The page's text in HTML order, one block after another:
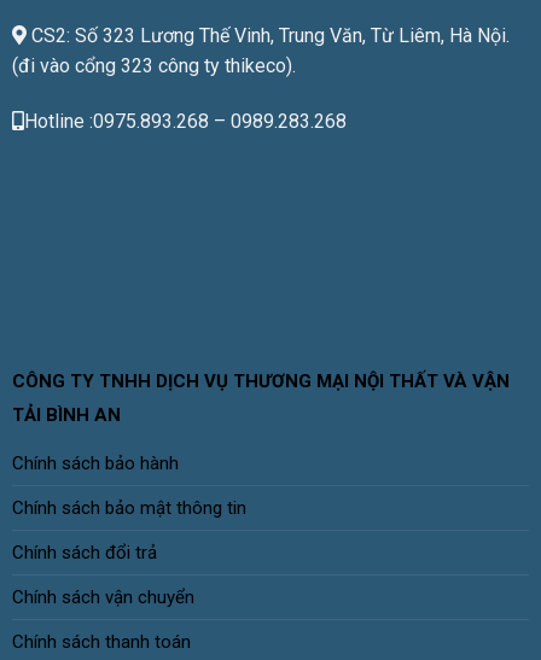
CS2: Số 323 Lương Thế Vinh, Trung Văn, Từ Liêm, Hà Nội.
(đi vào cổng 323 công ty thikeco).
Hotline :0975.893.268 – 0989.283.268
CÔNG TY TNHH DỊCH VỤ THƯƠNG MẠI NỘI THẤT VÀ VẬN
TẢI BÌNH AN
Chính sách bảo hành
Chính sách bảo mật thông tin
Chính sách đổi trả
Chính sách vận chuyển
Chính sách thanh toán